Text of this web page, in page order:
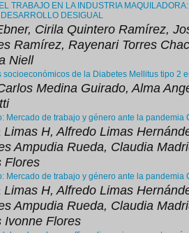
TRABAJO EN LA INDUSTRIA
DESIGUAL
Cirila Quintero Ramírez,
Ramírez, Rayenari Torres
Niell
socioeconómicos de la Diabetes Mellitus tipo 2
Medina Guirado, Alma
Mercado de trabajo y género ante la pandemia
Limas H, Alfredo Limas
Ampudia Rueda, Claudia
Flores
Mercado de trabajo y género ante la pandemia
Limas H, Alfredo Limas
Ampudia Rueda, Claudia
Ivonne Flores